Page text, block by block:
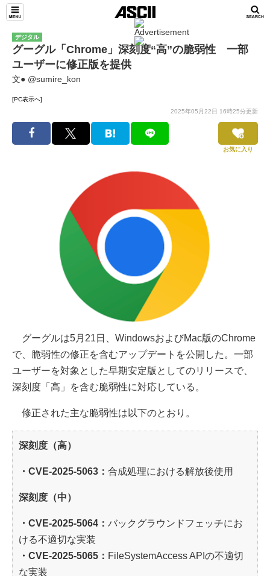
デジタル
グーグル「Chrome」深刻度“高”の脆弱性 一部
ユーザーに修正版を提供
文● @sumire_kon
[PC表示へ]
2025年05月22日 16時25分更新
お気に入り
グーグルは5月21日、WindowsおよびMac版のChrome
で、脆弱性の修正を含むアップデートを公開した。一部
ユーザーを対象とした早期安定版としてのリリースで、
深刻度「高」を含む脆弱性に対応している。
修正された主な脆弱性は以下のとおり。
深刻度（高）
・CVE-2025-5063： 合成処理における解放後使用
深刻度（中）
・CVE-2025-5064： バックグラウンドフェッチにお
ける不適切な実装
・CVE-2025-5065： FileSystemAccess APIの不適切
な実装